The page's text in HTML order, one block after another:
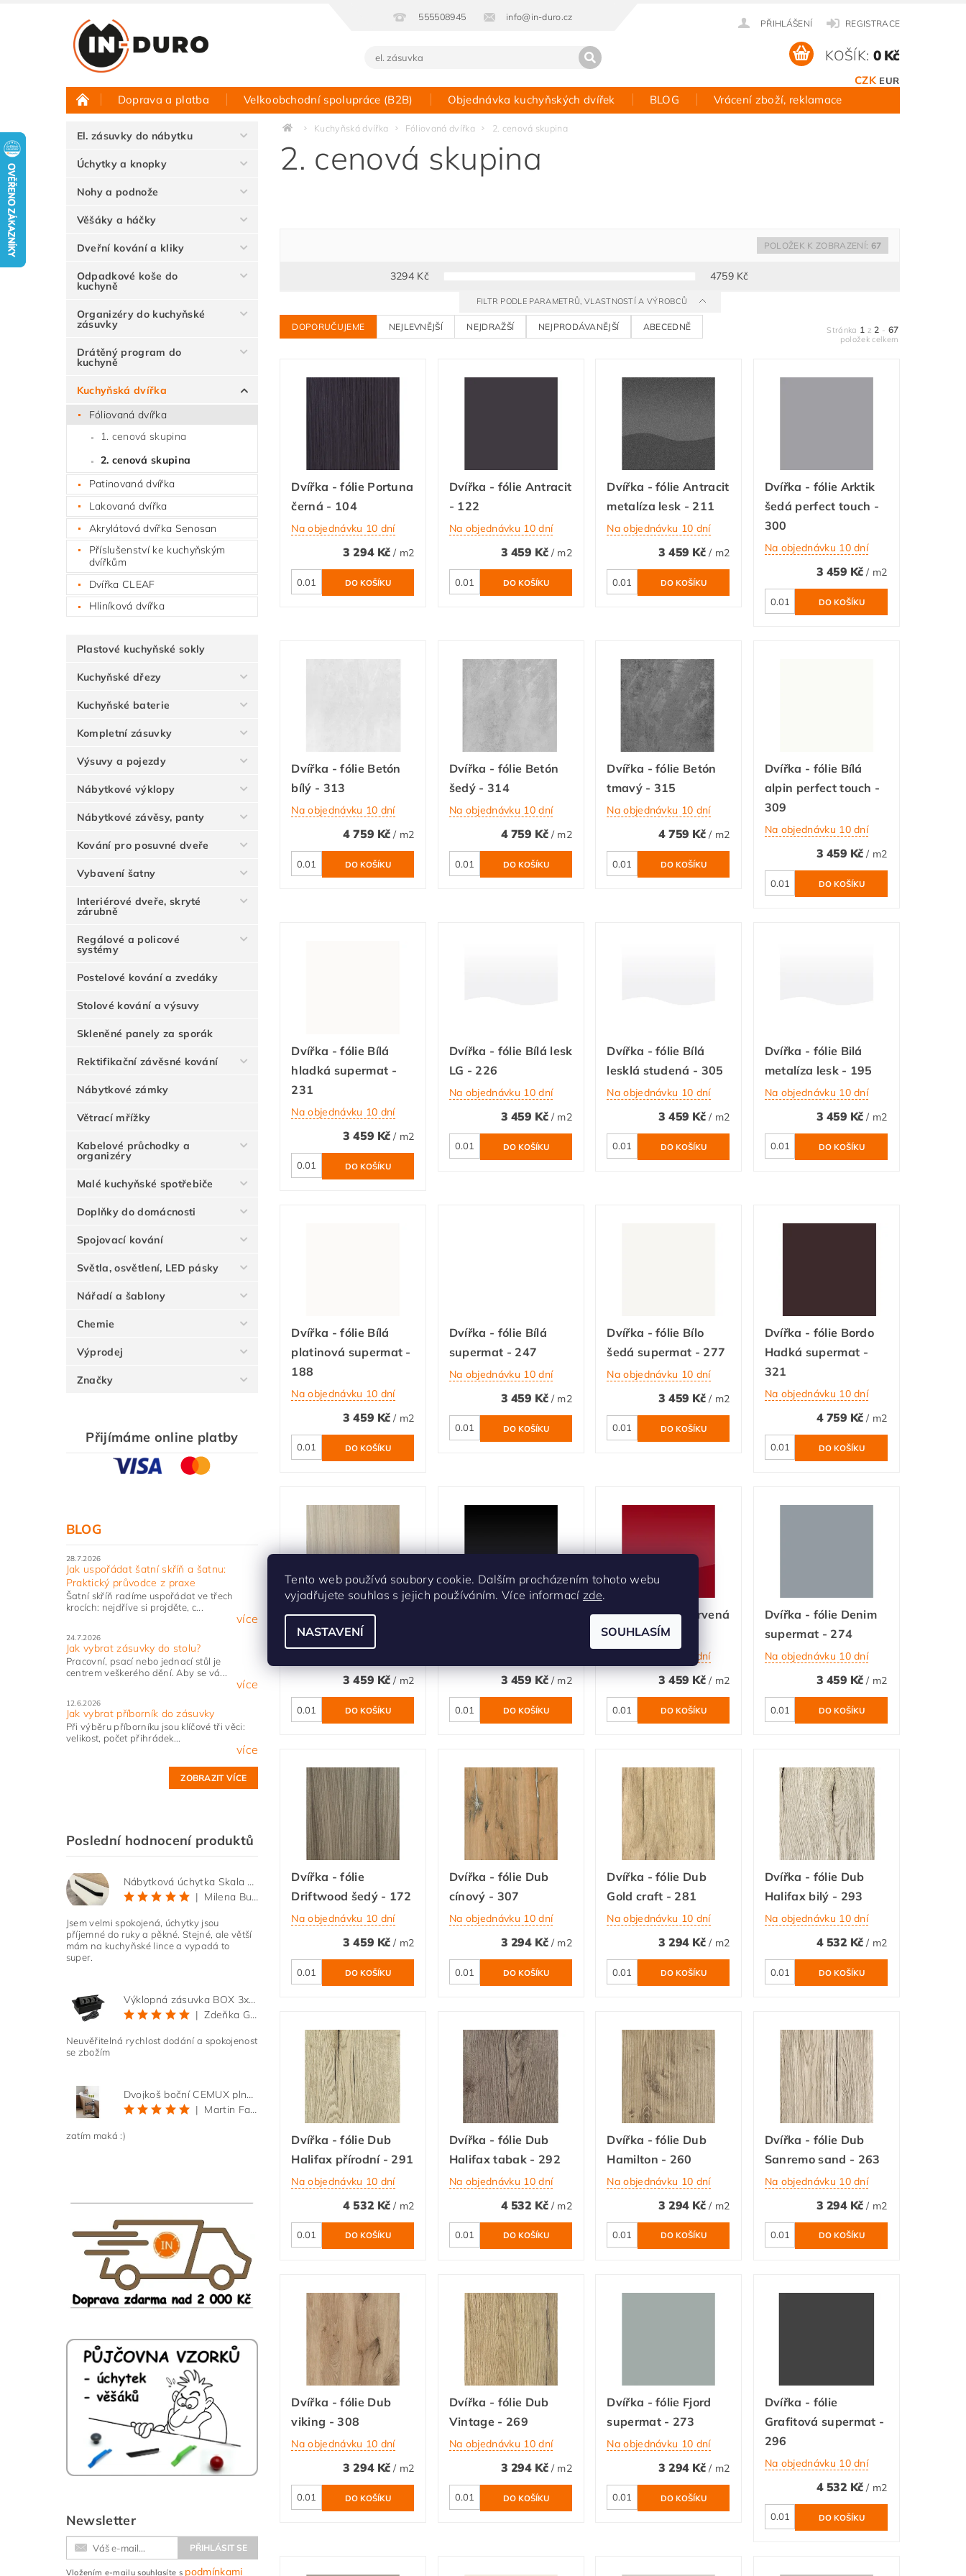
555508945 info@in-duro.cz
PŘIHLÁŠENÍ REGISTRACE
CZK EUR
KOŠÍK: 0 Kč
Doprava a platba Velkoobchodní spolupráce (B2B) Objednávka kuchyňských dvířek BLOG Vrácení zboží, reklamace
Půjčovna vzorků Hodnocení obchodu Kontakt
El. zásuvky do nábytku
Úchytky a knopky
Nohy a podnože
Věšáky a háčky
Dveřní kování a kliky
Odpadkové koše do
kuchyně
Organizéry do kuchyňské
zásuvky
Drátěný program do
kuchyně
Kuchyňská dvířka
Fóliovaná dvířka
1. cenová skupina
2. cenová skupina
Patinovaná dvířka
Lakovaná dvířka
Akrylátová dvířka Senosan
Příslušenství ke kuchyňským
dvířkům
Dvířka CLEAF
Hliníková dvířka
Plastové kuchyňské sokly
Kuchyňské dřezy
Kuchyňské baterie
Kompletní zásuvky
Výsuvy a pojezdy
Nábytkové výklopy
Nábytkové závěsy, panty
Kování pro posuvné dveře
Vybavení šatny
Interiérové dveře, skryté
zárubně
Regálové a policové
systémy
Postelové kování a zvedáky
Stolové kování a výsuvy
Skleněné panely za sporák
Rektifikační závěsné kování
Nábytkové zámky
Větrací mřížky
Kabelové průchodky a
organizéry
Malé kuchyňské spotřebiče
Doplňky do domácnosti
Spojovací kování
Světla, osvětlení, LED pásky
Nářadí a šablony
Chemie
Výprodej
Značky
Přijímáme online platby
BLOG
28.7.2026
Jak uspořádat šatní skříň a šatnu:
Praktický průvodce z praxe
Šatní skříň radíme uspořádat ve třech
krocích: nejdříve si projděte, c...
více
24.7.2026
Jak vybrat zásuvky do stolu?
Pracovní, psací nebo jednací stůl je
centrem veškerého dění. Aby se vá...
více
12.6.2026
Jak vybrat příborník do zásuvky
Při výběru příborníku jsou klíčové tři věci:
velikost, počet přihrádek...
více
ZOBRAZIT VÍCE
Poslední hodnocení produktů
Nábytková úchytka Skala černá matná
|
Milena Bučková
Jsem velmi spokojená, úchytky jsou
příjemné do ruky a pěkné. Stejné, ale větší
mám na kuchyňské lince a vypadá to
super.
Výklopná zásuvka BOX 3x 230V s 3m kabelem - černá
|
Zdeňka Gold
Neuvěřitelná rychlost dodání a spokojenost
se zbožím
Dvojkoš boční CEMUX plné dno 3D, s tlumením antracit 200 mm
|
Martin Faltus
zatím maká :)
Newsletter
Vložením e-mailu souhlasíte s podmínkami
Kuchyňská dvířka Fóliovaná dvířka 2. cenová skupina
2. cenová skupina
3294 Kč 4759Kč
POLOŽEK K ZOBRAZENÍ: 67
FILTR PODLE PARAMETRŮ, VLASTNOSTÍ A VÝROBCŮ
DOPORUČUJEME NEJLEVNĚJŠÍ NEJDRAŽŠÍ NEJPRODÁVANĚJŠÍ ABECEDNĚ Stránka 1 z2 - 67
položek celkem
Dvířka - fólie Portuna
černá - 104
Na objednávku 10 dní
3 294 Kč/ m2
Dvířka - fólie Antracit
- 122
Na objednávku 10 dní
3 459 Kč / m2
Dvířka - fólie Antracit
metalíza lesk - 211
Na objednávku 10 dní
3 459 Kč / m2
Dvířka - fólie Arktik
šedá perfect touch -
300
Na objednávku 10 dní
3 459 Kč/ m2
Dvířka - fólie Betón
bílý - 313
Na objednávku 10 dní
4 759 Kč/ m2
Dvířka - fólie Betón
šedý - 314
Na objednávku 10 dní
4 759 Kč / m2
Dvířka - fólie Betón
tmavý - 315
Na objednávku 10 dní
4 759 Kč / m2
Dvířka - fólie Bílá
alpin perfect touch -
309
Na objednávku 10 dní
3 459 Kč/ m2
Dvířka - fólie Bílá
hladká supermat -
231
Na objednávku 10 dní
3 459 Kč/ m2
Dvířka - fólie Bílá lesk
LG - 226
Na objednávku 10 dní
3 459 Kč / m2
Dvířka - fólie Bílá
lesklá studená - 305
Na objednávku 10 dní
3 459 Kč / m2
Dvířka - fólie Bilá
metalíza lesk - 195
Na objednávku 10 dní
3 459 Kč/ m2
Dvířka - fólie Bílá
platinová supermat -
188
Na objednávku 10 dní
3 459 Kč/ m2
Dvířka - fólie Bílá
supermat - 247
Na objednávku 10 dní
3 459 Kč / m2
Dvířka - fólie Bílo
šedá supermat - 277
Na objednávku 10 dní
3 459 Kč / m2
Dvířka - fólie Bordo
Hadká supermat -
321
Na objednávku 10 dní
4 759 Kč/ m2
Dvířka - fólie Brest
bělený - 192
3 459 Kč/ m2 3 459 Kč / m2
Dvířka - fólie Červená
lesk - 120
Na objednávku 10 dní
3 459 Kč / m2
Dvířka - fólie Denim
supermat - 274
Na objednávku 10 dní
3 459 Kč/ m2
Dvířka - fólie
Driftwood šedý - 172
Na objednávku 10 dní
3 459 Kč/ m2
Dvířka - fólie Dub
cínový - 307
Na objednávku 10 dní
3 294 Kč / m2
Dvířka - fólie Dub
Gold craft - 281
Na objednávku 10 dní
3 294 Kč / m2
Dvířka - fólie Dub
Halifax bilý - 293
Na objednávku 10 dní
4 532 Kč/ m2
Dvířka - fólie Dub
Halifax přírodní - 291
Na objednávku 10 dní
4 532 Kč/ m2
Dvířka - fólie Dub
Halifax tabak - 292
Na objednávku 10 dní
4 532 Kč / m2
Dvířka - fólie Dub
Hamilton - 260
Na objednávku 10 dní
3 294 Kč / m2
Dvířka - fólie Dub
Sanremo sand - 263
Na objednávku 10 dní
3 294 Kč/ m2
Dvířka - fólie Dub
viking - 308
Na objednávku 10 dní
3 294 Kč/ m2
Dvířka - fólie Dub
Vintage - 269
Na objednávku 10 dní
3 294 Kč / m2
Dvířka - fólie Fjord
supermat - 273
Na objednávku 10 dní
3 294 Kč / m2
Dvířka - fólie
Grafitová supermat -
296
Na objednávku 10 dní
4 532 Kč/ m2
Tento web používá soubory cookie. Dalším procházením tohoto webu
vyjadřujete souhlas s jejich používáním. Více informací zde.
NASTAVENÍ SOUHLASÍM